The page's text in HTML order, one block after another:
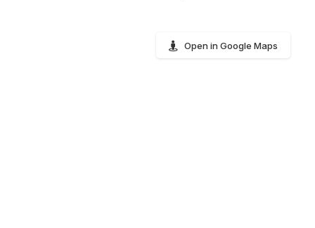
Open in Google Maps